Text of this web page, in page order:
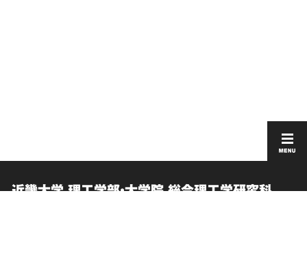
近畿大学 理工学部・大学院 総合理工学研究科